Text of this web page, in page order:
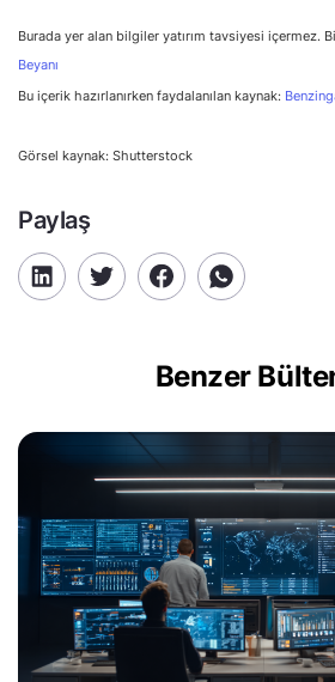
Burada yer alan bilgiler yatırım tavsiyesi içermez.
Beyanı
Bu içerik hazırlanırken faydalanılan kaynak:
Görsel kaynak: Shutterstock
Paylaş
Benzer